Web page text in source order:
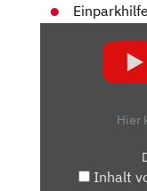
GRANDLAND
FRISCHES
Hier
Inhalt